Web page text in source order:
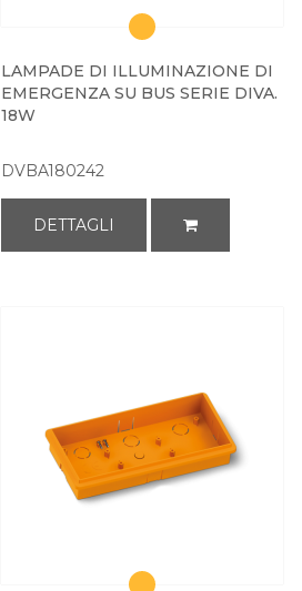
LAMPADE DI ILLUMINAZIONE DI
EMERGENZA SU BUS SERIE DIVA.
18W
DVBA180242
DETTAGLI